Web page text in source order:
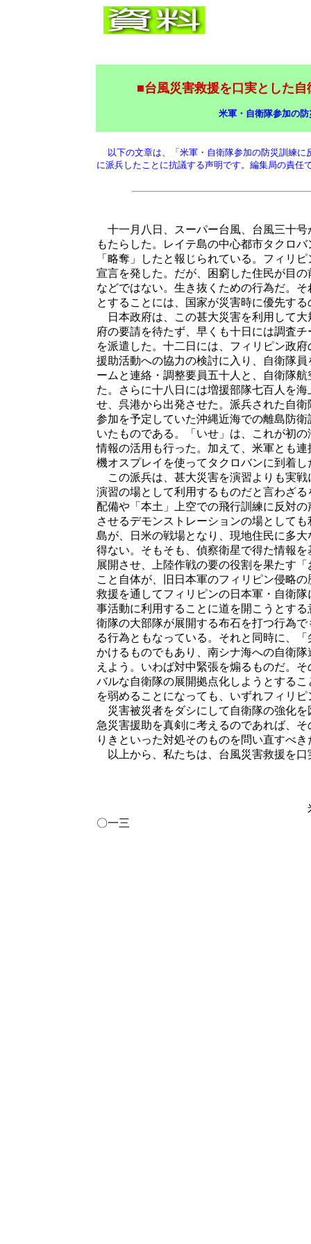
■台風災害救援を口実とした
米軍・自衛隊参加の
以下の文章は、「米軍・自衛隊参加の防災訓練
に派兵したことに抗議する声明です。編集局の責任
十一月八日、スーパー台風、台風三十号
もたらした。レイテ島の中心都市タクロ
「略奪」したと報じられている。フィリ
宣言を発した。だが、困窮した住民が目
などではない。生き抜くための行為だ。
とすることには、国家が災害時に優先す
日本政府は、この甚大災害を利用して大
府の要請を待たず、早くも十日には調査
を派遣した。十二日には、フィリピン政
援助活動への協力の検討に入り、自衛隊
ームと連絡・調整要員五十人と、自衛隊
た。さらに十八日には増援部隊七百人を
せ、呉港から出発させた。派兵された自
参加を予定していた沖縄近海での離島防
いたものである。「いせ」は、これが初
情報の活用も行った。加えて、米軍とも
機オスプレイを使ってタクロバンに到着し
この派兵は、甚大災害を演習よりも実戦
演習の場として利用するものだと言わざ
配備や「本土」上空での飛行訓練に反対
させるデモンストレーションの場として
島が、日米の戦場となり、現地住民に多
得ない。そもそも、偵察衛星で得た情報
展開させ、上陸作戦の要の役割を果たす
こと自体が、旧日本軍のフィリピン侵略
救援を通してフィリピンの日本軍・自衛
事活動に利用することに道を開こうとす
衛隊の大部隊が展開する布石を打つ行為
る行為ともなっている。それと同時に、
かけるものでもあり、南シナ海への自衛
えよう。いわば対中緊張を煽るものだ。
バルな自衛隊の展開拠点化しようとする
を弱めることになっても、いずれフィリ
災害被災者をダシにして自衛隊の強化を
急災害援助を真剣に考えるのであれば、
りきといった対処そのものを問い直すべき
以上から、私たちは、台風災害救援を口
米軍・自衛隊参加の防
〇一三